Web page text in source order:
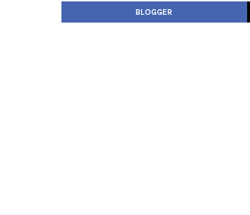
BLOGGER